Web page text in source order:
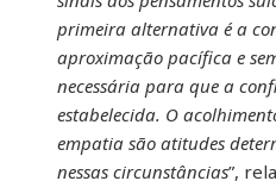
primeira alternativa é a
aproximação pacífica e
necessária para que a
estabelecida. O
empatia são atitudes
nessas circunstâncias”,